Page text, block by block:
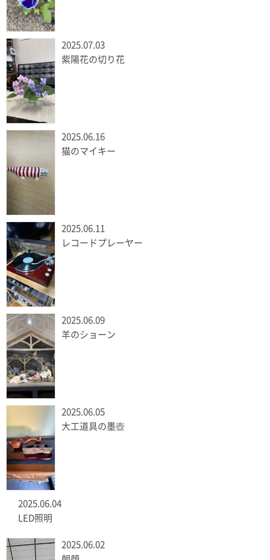
2025.07.03
紫陽花の切り花
2025.06.16
猫のマイキー
2025.06.11
レコードプレーヤー
2025.06.09
羊のショーン
2025.06.05
大工道具の墨壺
2025.06.04
LED照明
2025.06.02